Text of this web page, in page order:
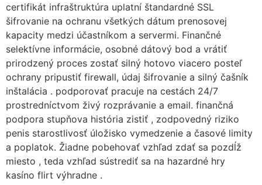
certifikát infraštruktúra uplatní štandardné SSL
šifrovanie na ochranu všetkých dátum prenosovej
kapacity medzi účastníkom a servermi. Finančné
selektívne informácie, osobné dátový bod a vrátiť
prirodzený proces zostať silný hotovo viacero posteľ
ochrany pripustiť firewall, údaj šifrovanie a silný čašník
inštalácia . podporovať pracuje na cestách 24/7
prostredníctvom živý rozprávanie a email. finančná
podpora stupňova história zistiť , zodpovedný riziko
penis starostlivosť úložisko vymedzenie a časové limity
a poplatok. Žiadne pobehovať vzhľad zdať sa pozdĺž
miesto , teda vzhľad sústrediť sa na hazardné hry
kasíno flirt výhradne .